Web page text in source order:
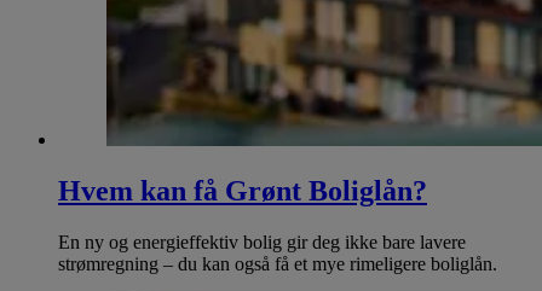
Hvem kan få Grønt Boliglån?
En ny og energieffektiv bolig gir deg ikke bare lavere
strømregning – du kan også få et mye rimeligere boliglån.